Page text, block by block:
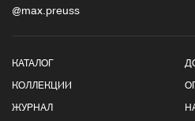
@max.preuss
КАТАЛОГ
КОЛЛЕКЦИИ
ЖУРНАЛ